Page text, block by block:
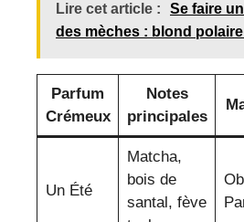
Lire cet article :
Se faire
des mèches : blond
Parfum
Crémeux
Notes
principales
Un Été
Matcha,
bois de
santal, fève